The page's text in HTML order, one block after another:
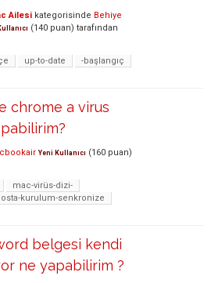
Ailesi kategorisinde Behiye
(140 puan) tarafından
up-to-date
-başlangıç
chrome a virus
Yeni Kullanıcı (160 puan)
mac-virüs-dizi-
kurulum-senkronize
belgesi kendi
ne yapabilirim ?